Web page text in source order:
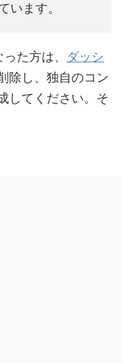
います。
た方は、 ダッシ
除し、独自のコン
してください。そ